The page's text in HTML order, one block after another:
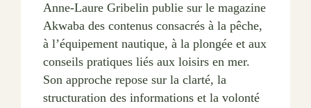
Anne-Laure Gribelin publie sur le magazine
Akwaba des contenus consacrés à la pêche,
à l’équipement nautique, à la plongée et aux
conseils pratiques liés aux loisirs en mer.
Son approche repose sur la clarté, la
structuration des informations et la volonté